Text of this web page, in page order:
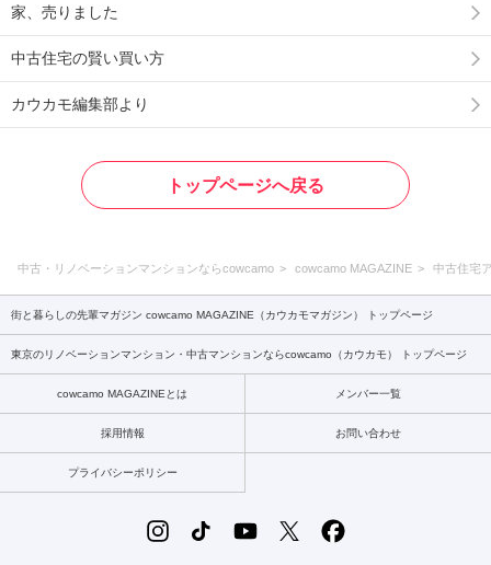
家、売りました
中古住宅の賢い買い方
カウカモ編集部より
トップページへ戻る
中古・リノベーションマンションならcowcamo cowcamo MAGAZINE 中古住宅
街と暮らしの先輩マガジン cowcamo MAGAZINE（カウカモマガジン） トップページ
東京のリノベーションマンション・中古マンションならcowcamo（カウカモ） トップページ
cowcamo MAGAZINEとは メンバー一覧
採用情報 お問い合わせ
プライバシーポリシー